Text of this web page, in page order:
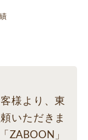
様より、東
いただきま
ZABOON」